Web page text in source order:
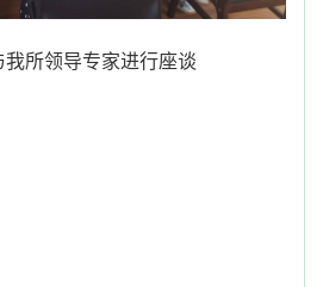
我所领导专家进行座谈